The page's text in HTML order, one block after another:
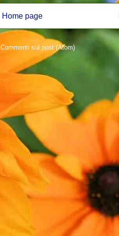
Home page
Commenti sul post (Atom)